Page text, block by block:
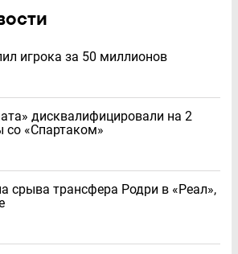
игрока за 50 миллионов
дисквалифицировали на 2
со «Спартаком»
срыва трансфера Родри в «Реал»,